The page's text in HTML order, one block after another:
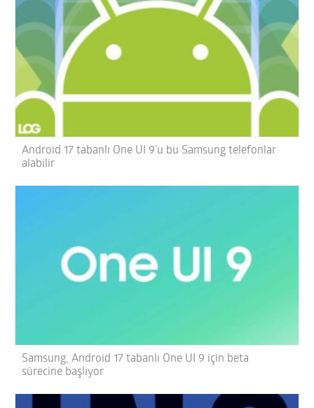
Android 17 tabanlı One UI 9’u bu Samsung telefonlar
alabilir
Samsung, Android 17 tabanlı One UI 9 için beta
sürecine başlıyor